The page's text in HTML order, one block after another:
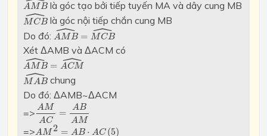
AMBlà góc tạo bởi tiếp tuyến MA và dây cung MB
ˆ
MCB
MCB^
là góc nội tiếp chắn cung MB
Do đó: ˆ
AMB = ˆ
MCB
AMB = MCB^
Xét ΔAMB và ΔACM có
ˆ
AMB = ˆ
ACM
AMB^ =ACM^
ˆ
M A B
MAB
chung
Do đó: ΔAMB~ΔACM
=> A M
AC
=
A B
A M
AMAC =ABAM
=> A M 2 = A B ⋅ AC (5)
AM2= B⋅AC